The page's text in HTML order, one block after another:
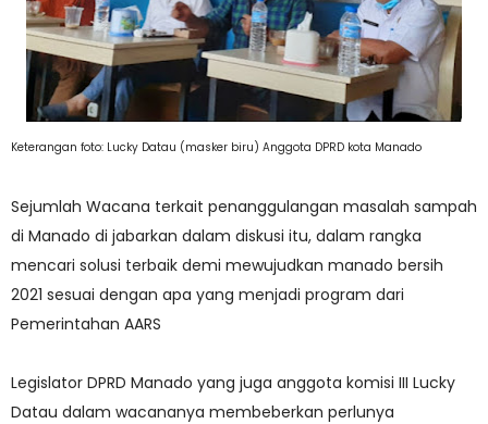
Keterangan foto: Lucky Datau (masker biru) Anggota DPRD kota Manado
Sejumlah Wacana terkait penanggulangan masalah sampah
di Manado di jabarkan dalam diskusi itu, dalam rangka
mencari solusi terbaik demi mewujudkan manado bersih
2021 sesuai dengan apa yang menjadi program dari
Pemerintahan AARS
Legislator DPRD Manado yang juga anggota komisi III Lucky
Datau dalam wacananya membeberkan perlunya